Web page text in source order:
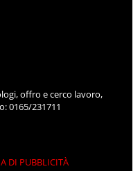
offro e cerco lavoro,
0165/231711
DI PUBBLICITÀ